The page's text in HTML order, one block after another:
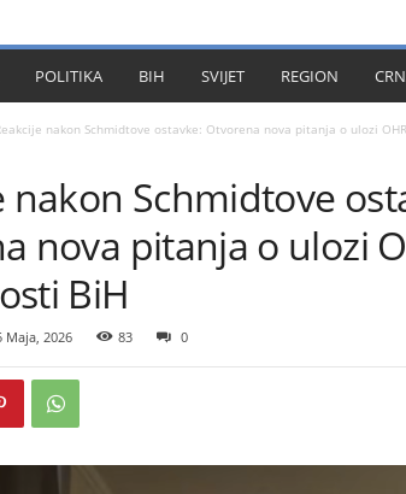
POLITIKA BIH SVIJET REGION
nakon Schmidtove ostavke: Otvorena nova pitanja o ulozi
nakon Schmidtove
nova pitanja o ulozi
BiH
Maja, 2026 83 0